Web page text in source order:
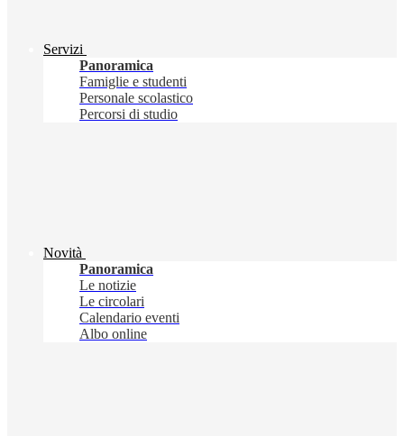
Servizi
Panoramica
Famiglie e studenti
Personale scolastico
Percorsi di studio
Novità
Panoramica
Le notizie
Le circolari
Calendario eventi
Albo online